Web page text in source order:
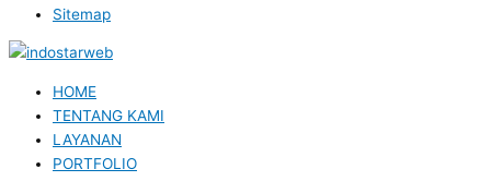
Sitemap
HOME
TENTANG KAMI
LAYANAN
PORTFOLIO